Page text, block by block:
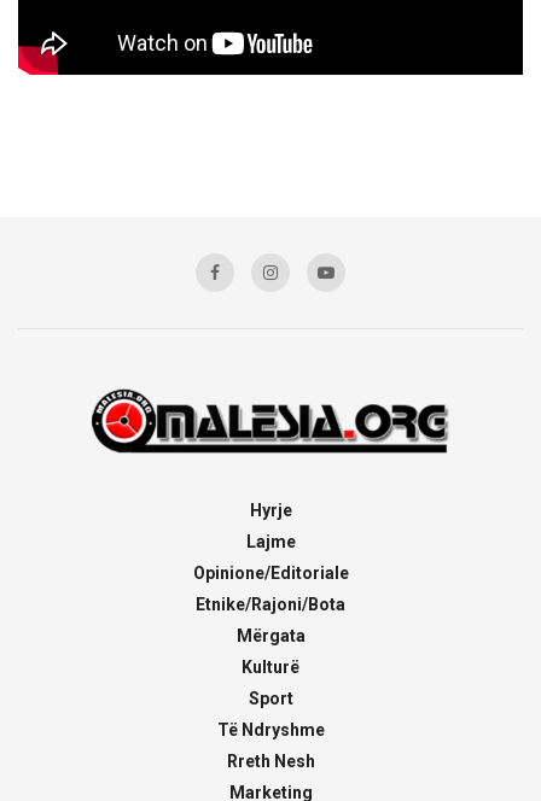
Hyrje
Lajme
Opinione/Editoriale
Etnike/Rajoni/Bota
Mërgata
Kulturë
Sport
Të Ndryshme
Rreth Nesh
Marketing